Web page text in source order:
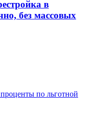
в
без массовых
по льготной